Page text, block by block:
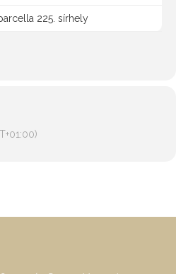
225. sírhely